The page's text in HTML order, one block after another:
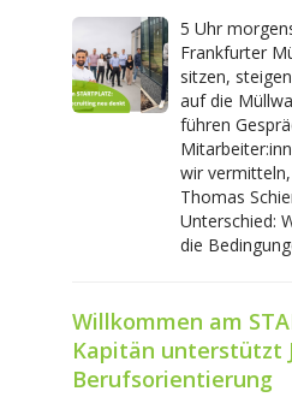
5 Uhr
Frankfurter
sitzen,
auf die
führen
wir
Thomas
Unterschied:
die
Willkommen am
Kapitän unterstützt
Berufsorientierung